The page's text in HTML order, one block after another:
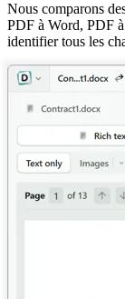
Nous comparons
PDF à Word, PDF
identifier tous les